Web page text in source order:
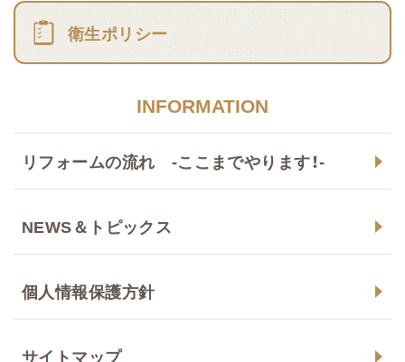
衛生ポリシー
INFORMATION
リフォームの流れ -ここまでやります！-
NEWS＆トピックス
個人情報保護方針
サイトマップ